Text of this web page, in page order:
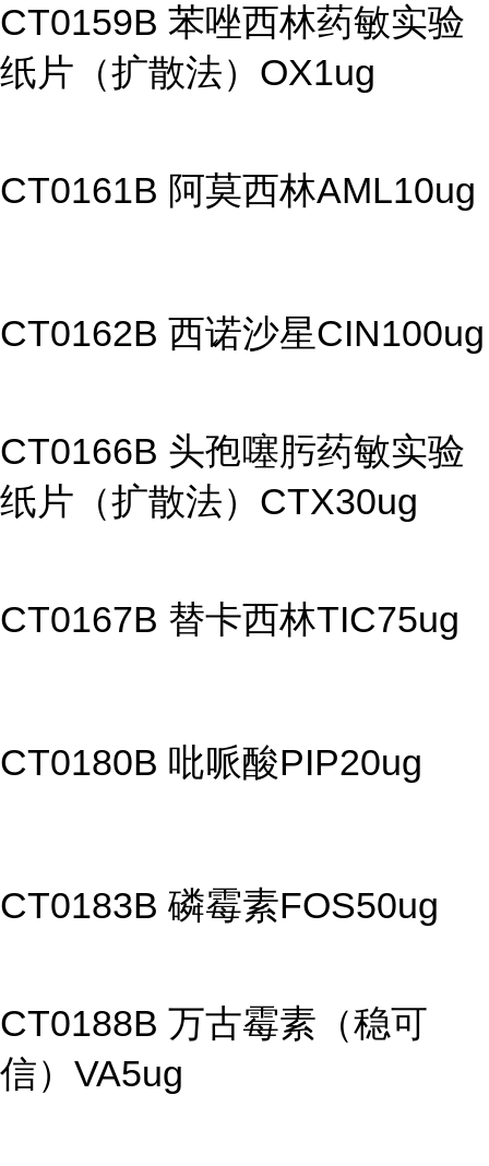
CT0159B 苯唑西林药敏实验
纸片（扩散法）OX1ug
CT0161B 阿莫西林AML10ug
CT0162B 西诺沙星CIN100ug
CT0166B 头孢噻肟药敏实验
纸片（扩散法）CTX30ug
CT0167B 替卡西林TIC75ug
CT0180B 吡哌酸PIP20ug
CT0183B 磷霉素FOS50ug
CT0188B 万古霉素（稳可
信）VA5ug